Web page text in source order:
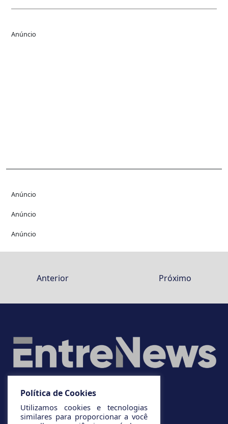
Anúncio
Anúncio
Anúncio
Anúncio
Anterior Próximo
Política de Cookies
Utilizamos cookies e tecnologias
similares para proporcionar a você